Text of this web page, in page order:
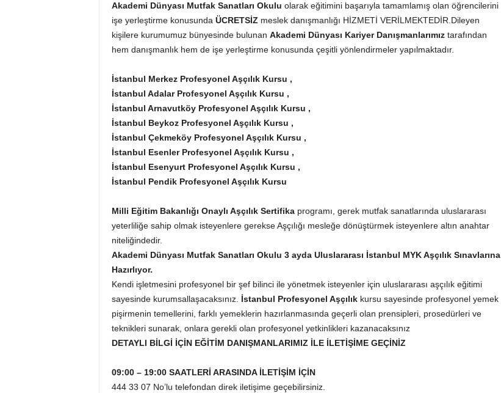
Akademi Dünyası Mutfak Sanatları Okulu olarak eğitimini başarıyla tamamlamış olan öğrencilerini
işe yerleştirme konusunda ÜCRETSİZ meslek danışmanlığı HİZMETİ VERİLMEKTEDİR.Dileyen
kişilere kurumumuz bünyesinde bulunan Akademi Dünyası Kariyer Danışmanlarımıztarafından
hem danışmanlık hem de işe yerleştirme konusunda çeşitli yönlendirmeler yapılmaktadır.
İstanbul Merkez Profesyonel Aşçılık Kursu ,
İstanbul Adalar Profesyonel Aşçılık Kursu ,
İstanbul Arnavutköy Profesyonel Aşçılık Kursu ,
İstanbul Beykoz Profesyonel Aşçılık Kursu ,
İstanbul Çekmeköy Profesyonel Aşçılık Kursu ,
İstanbul Esenler Profesyonel Aşçılık Kursu ,
İstanbul Esenyurt Profesyonel Aşçılık Kursu ,
İstanbul Pendik Profesyonel Aşçılık Kursu
Milli Eğitim Bakanlığı Onaylı Aşçılık Sertifikaprogramı, gerek mutfak sanatlarında uluslararası
yeterliliğe sahip olmak isteyenlere gerekse Aşçılığı mesleğe dönüştürmek isteyenlere altın anahtar
niteliğindedir.
Akademi Dünyası Mutfak Sanatları Okulu 3 ayda Uluslararası İstanbul MYK Aşçılık Sınavlarına
Hazırlıyor.
Kendi işletmesini profesyonel bir şef bilinci ile yönetmek isteyenler için uluslararası aşçılık eğitimi
sayesinde kurumsallaşacaksınız. İstanbul Profesyonel Aşçılıkkursu sayesinde profesyonel yemek
pişirmenin temellerini, farklı yemeklerin hazırlanmasında geçerli olan prensipleri, prosedürleri ve
teknikleri sunarak, onlara gerekli olan profesyonel yetkinlikleri kazanacaksınız
DETAYLI BİLGİ İÇİN EĞİTİM DANIŞMANLARIMIZ İLE İLETİŞİME GEÇİNİZ
09:00 – 19:00 SAATLERİ ARASINDA İLETİŞİM İÇİN
444 33 07 No’lu telefondan direk iletişime geçebilirsiniz.